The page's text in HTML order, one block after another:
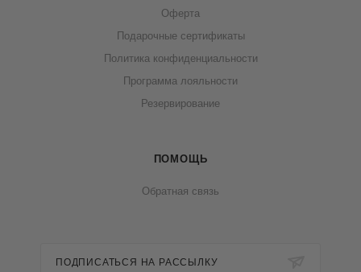
Оферта
Подарочные сертификаты
Политика конфиденциальности
Программа лояльности
Резервирование
ПОМОЩЬ
Обратная связь
ПОДПИСАТЬСЯ НА РАССЫЛКУ